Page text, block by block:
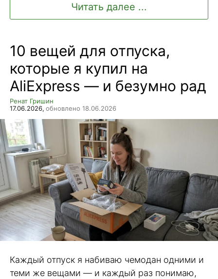
Читать далее ...
10 вещей для отпуска,
которые я купил на
AliExpress — и безумно рад
Ренат Гришин
17.06.2026, обновлено 18.06.2026
Каждый отпуск я набиваю чемодан одними и
теми же вещами — и каждый раз понимаю,